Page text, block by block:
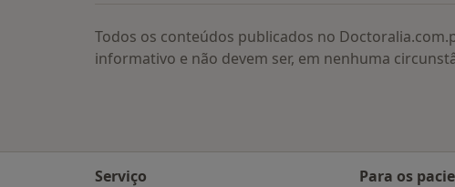
Todos os conteúdos publicados no
informativo e não devem ser, em nenhuma
Serviço
Para os